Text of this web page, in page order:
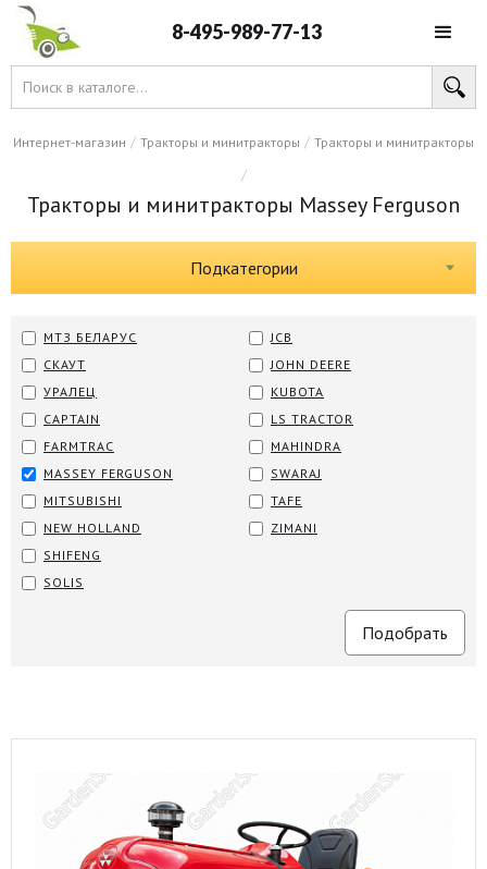
8-495-989-77-13
Интернет-магазин / Тракторы и минитракторы / Тракторы и минитракторы
/
Тракторы и минитракторы Massey Ferguson
Подкатегории
МТЗ БЕЛАРУС
СКАУТ
УРАЛЕЦ
CAPTAIN
FARMTRAC
JCB
JOHN DEERE
KUBOTA
LS TRACTOR
MAHINDRA
MASSEY FERGUSON
MITSUBISHI
NEW HOLLAND
SHIFENG
SOLIS
SWARAJ
TAFE
ZIMANI